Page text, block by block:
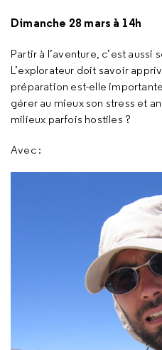
Dimanche 28 mars à 14h
Partir à l’aventure, c’est aussi
L’explorateur doit savoir
préparation est-elle
gérer au mieux son stress et
milieux parfois hostiles ?
Avec :